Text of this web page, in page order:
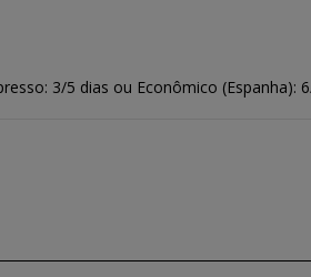
3/5 dias ou Econômico (Espanha):